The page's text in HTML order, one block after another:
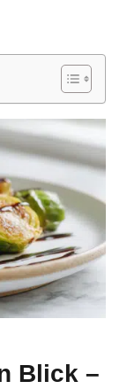
Blick –